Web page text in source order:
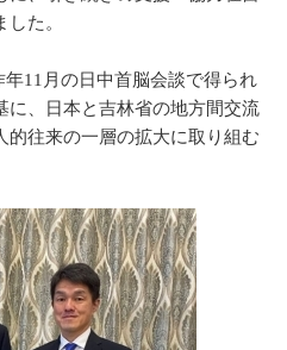
た。
11月の日中首脳会談で得られ
に、日本と吉林省の地方間交流
的往来の一層の拡大に取り組む